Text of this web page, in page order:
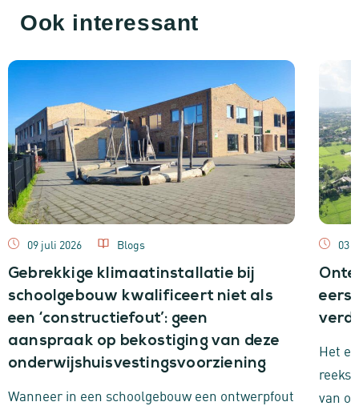
Ook interessant
09 juli 2026
Blogs
Gebrekkige klimaatinstallatie bij
schoolgebouw kwalificeert niet als
een ‘constructiefout’: geen
aanspraak op bekostiging van deze
onderwijshuisvestingsvoorziening
Wanneer in een schoolgebouw een ontwerpfout
03
Het
reeks
van